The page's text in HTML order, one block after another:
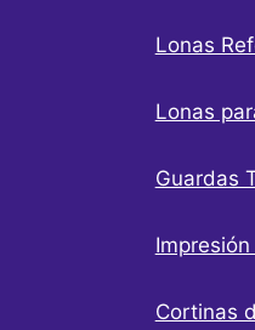
Lonas
Lonas
Guardas
Cortinas